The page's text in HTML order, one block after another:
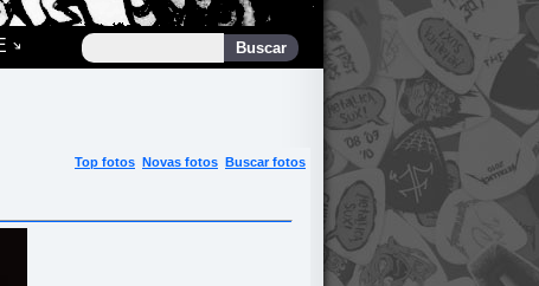
Top fotos Novas fotos Buscar fotos